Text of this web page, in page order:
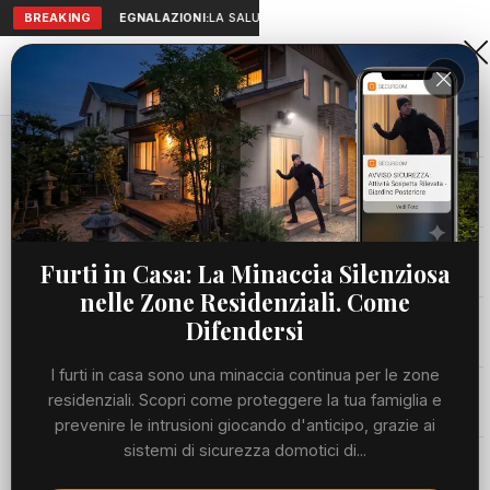
BREAKING SEGNALAZIONI:LA SALUTE A PORTATA DI MANO:
Aranova • NET
PORTALE UTILE AL TERRITORIO
Home
Cronaca
Viabilità
Meteo
Cronaca Notte di fuoco
CRONACA
Notte di fuoco
MARTEDÌ, 02 GIUGNO 2026
103 LETTURE
Fonte: OstiaTV - Eventi
otte di fuoco a Parco Leonardo: otto furgoni
Furti in Casa: La Minaccia Silenziosa
nelle Zone Residenziali. Come
Difendersi
I furti in casa sono una minaccia continua per le zone
residenziali. Scopri come proteggere la tua famiglia e
prevenire le intrusioni giocando d'anticipo, grazie ai
sistemi di sicurezza domotici di...